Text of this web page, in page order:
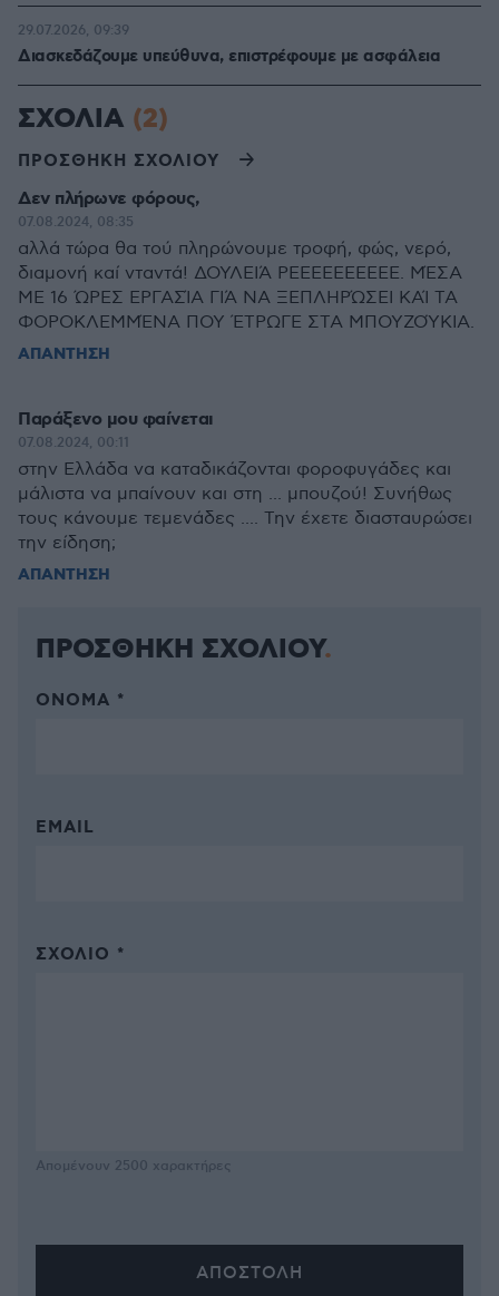
Διασκεδάζουμε υπεύθυνα, επιστρέφουμε με ασφάλεια
29.07.2026, 09:39
ΣΧΟΛΙΑ (2)
ΠΡΟΣΘΗΚΗ ΣΧΟΛΙΟΥ
Δεν πλήρωνε φόρους,
07.08.2024, 08:35
αλλά τώρα θα τού πληρώνουμε τροφή, φώς, νερό,
διαμονή καί νταντά! ΔΟΥΛΕΙΆ ΡΕΕΕΕΕΕΕΕΕΕ. ΜΈΣΑ
ΜΕ 16 ΏΡΕΣ ΕΡΓΑΣΊΑ ΓΙΆ ΝΑ ΞΕΠΛΗΡΏΣΕΙ ΚΑΊ ΤΑ
ΦΟΡΟΚΛΕΜΜΈΝΑ ΠΟΥ ΈΤΡΩΓΕ ΣΤΑ ΜΠΟΥΖΟΎΚΙΑ.
ΑΠΑΝΤΗΣΗ
Παράξενο μου φαίνεται
07.08.2024, 00:11
στην Ελλάδα να καταδικάζονται φοροφυγάδες και
μάλιστα να μπαίνουν και στη ... μπουζού! Συνήθως
τους κάνουμε τεμενάδες .... Την έχετε διασταυρώσει
την είδηση;
ΑΠΑΝΤΗΣΗ
ΠΡΟΣΘΗΚΗ ΣΧΟΛΙΟΥ
ΌΝΟΜΑ *
EMAIL
ΣΧΌΛΙΟ *
Απομένουν 2500 χαρακτήρες